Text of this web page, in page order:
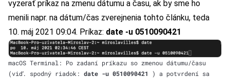
vyzerať príkaz na zmenu dátumu a času, ak by sme ho
menili napr. na dátum/čas zverejnenia tohto článku, teda
10. máj 2021 09:04. Príkaz: date -u 0510090421
macOS Terminal: Po zadaní príkazu so zmenou dátumu/času
(viď. spodný riadok: date -u 0510090421 ) a potvrdení sa